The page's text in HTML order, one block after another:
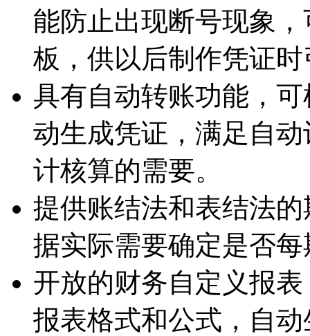
能防止出现断号现象
板，供以后制作凭证
具有自动转账功能，
动生成凭证，满足自
计核算的需要。
提供账结法和表结法
据实际需要确定是否
开放的财务自定义报
报表格式和公式，自